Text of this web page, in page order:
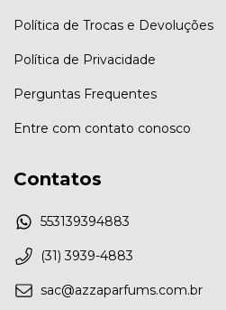
Política de Trocas e Devoluções
Política de Privacidade
Perguntas Frequentes
Entre com contato conosco
Contatos
553139394883
(31) 3939-4883
sac@azzaparfums.com.br